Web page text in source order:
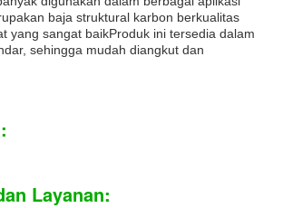
baja struktural karbon berkualitas
yang sangat baikProduk ini tersedia dalam
sehingga mudah diangkut dan
Layanan: